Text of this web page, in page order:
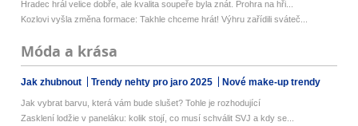
Hradec hrál velice dobře, ale kvalita soupeře byla znát. Prohra na hři...
Kozlovi vyšla změna formace: Takhle chceme hrát! Výhru zařídili sváteč...
Móda a krása
Jak zhubnout Trendy nehty pro jaro 2025 Nové make-up trendy
Jak vybrat barvu, která vám bude slušet? Tohle je rozhodující
Zasklení lodžie v paneláku: kolik stojí, co musí schválit SVJ a kdy se...